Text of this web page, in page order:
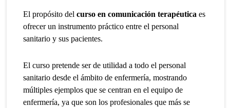
El propósito delcurso en comunicación terapéutica es
ofrecer un instrumento práctico entre el personal
sanitario y sus pacientes.
El curso pretende ser de utilidad a todo el personal
sanitario desde el ámbito de enfermería, mostrando
múltiples ejemplos que se centran en el equipo de
enfermería, ya que son los profesionales que más se